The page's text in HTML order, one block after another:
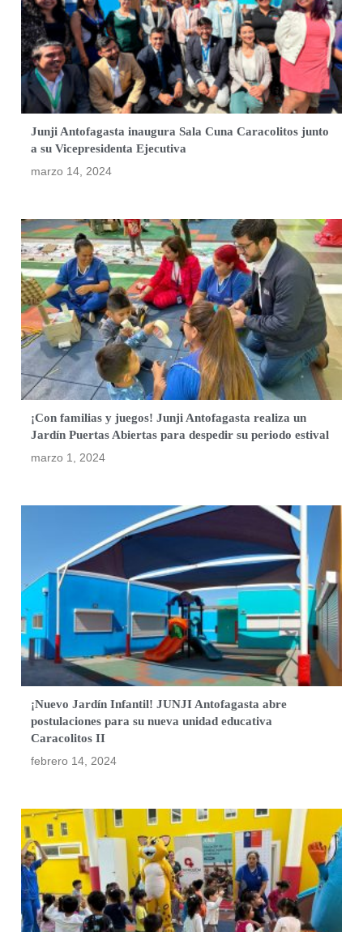
Junji Antofagasta inaugura Sala Cuna Caracolitos junto
a su Vicepresidenta Ejecutiva
marzo 14, 2024
¡Con familias y juegos! Junji Antofagasta realiza un
Jardín Puertas Abiertas para despedir su periodo estival
marzo 1, 2024
¡Nuevo Jardín Infantil! JUNJI Antofagasta abre
postulaciones para su nueva unidad educativa
Caracolitos II
febrero 14, 2024